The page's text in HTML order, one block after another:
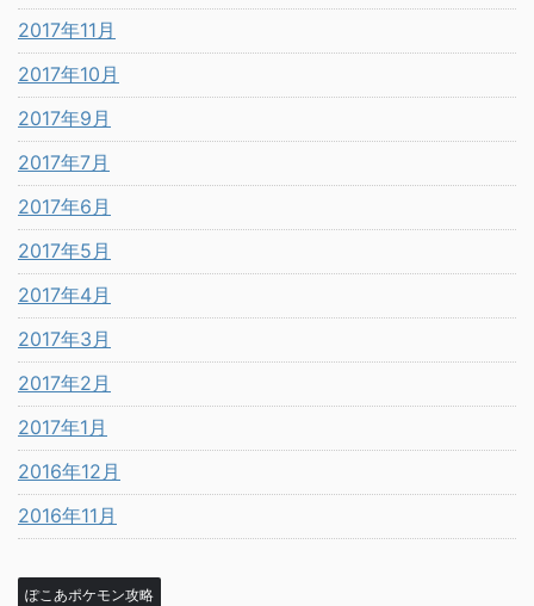
2017年11月
2017年10月
2017年9月
2017年7月
2017年6月
2017年5月
2017年4月
2017年3月
2017年2月
2017年1月
2016年12月
2016年11月
ぽこあポケモン攻略